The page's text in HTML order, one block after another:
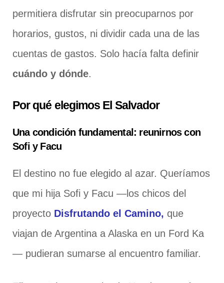
permitiera disfrutar sin preocuparnos por
horarios, gustos, ni dividir cada una de las
cuentas de gastos. Solo hacía falta definir
cuándo y dónde.
Por qué elegimos El Salvador
Una condición fundamental: reunirnos con
Sofi y Facu
El destino no fue elegido al azar. Queríamos
que mi hija Sofi y Facu —los chicos del
proyecto Disfrutando el Camino, que
viajan de Argentina a Alaska en un Ford Ka
— pudieran sumarse al encuentro familiar.